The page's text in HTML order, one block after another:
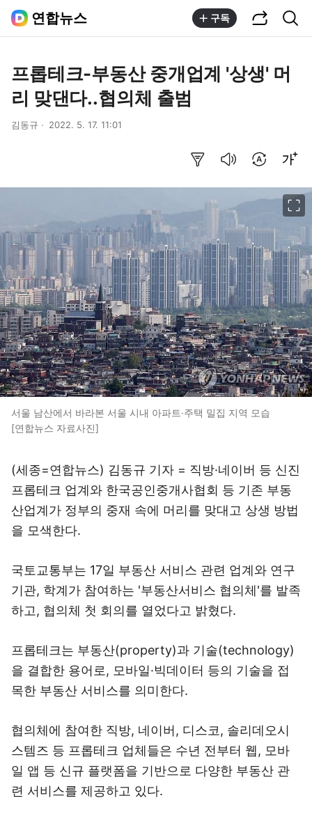
연합뉴스 구독
프롭테크-부동산 중개업계 '상생' 머
리 맞댄다..협의체 출범
김동규 2022. 5. 17. 11:01
서울 남산에서 바라본 서울 시내 아파트·주택 밀집 지역 모습
[연합뉴스 자료사진]
(세종=연합뉴스) 김동규 기자 = 직방·네이버 등 신진
프롭테크 업계와 한국공인중개사협회 등 기존 부동
산업계가 정부의 중재 속에 머리를 맞대고 상생 방법
을 모색한다.
국토교통부는 17일 부동산 서비스 관련 업계와 연구
기관, 학계가 참여하는 '부동산서비스 협의체'를 발족
하고, 협의체 첫 회의를 열었다고 밝혔다.
프롭테크는 부동산(property)과 기술(technology)
을 결합한 용어로, 모바일·빅데이터 등의 기술을 접
목한 부동산 서비스를 의미한다.
협의체에 참여한 직방, 네이버, 디스코, 솔리데오시
스템즈 등 프롭테크 업체들은 수년 전부터 웹, 모바
일 앱 등 신규 플랫폼을 기반으로 다양한 부동산 관
련 서비스를 제공하고 있다.